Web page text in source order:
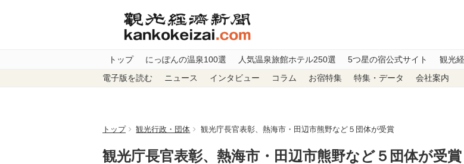
トップ にっぽんの温泉100選 人気温泉旅館ホテル250選 5つ星の宿公式サイト 観光
電子版を読む ニュース インタビュー コラム お宿特集 特集・データ 会社案内
トップ 観光行政・団体 観光庁長官表彰、熱海市・田辺市熊野など５団体が受賞
観光庁長官表彰、熱海市・田辺市熊野など５団体が受賞